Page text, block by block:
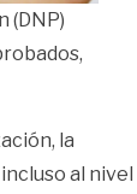
(DNP)
la
al nivel